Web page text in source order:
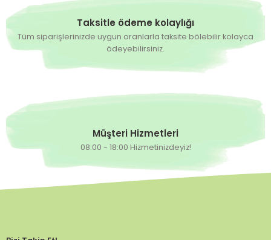
Taksitle ödeme kolaylığı
Tüm siparişlerinizde uygun oranlarla taksite bölebilir kolayca
ödeyebilirsiniz.
Müşteri Hizmetleri
08:00 - 18:00 Hizmetinizdeyiz!